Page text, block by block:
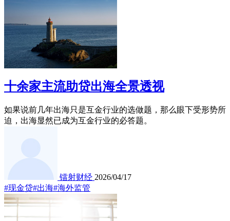
十余家主流助贷出海全景透视
如果说前几年出海只是互金行业的选做题，那么眼下受形势所
迫，出海显然已成为互金行业的必答题。
镭射财经 2026/04/17
#现金贷#出海#海外监管